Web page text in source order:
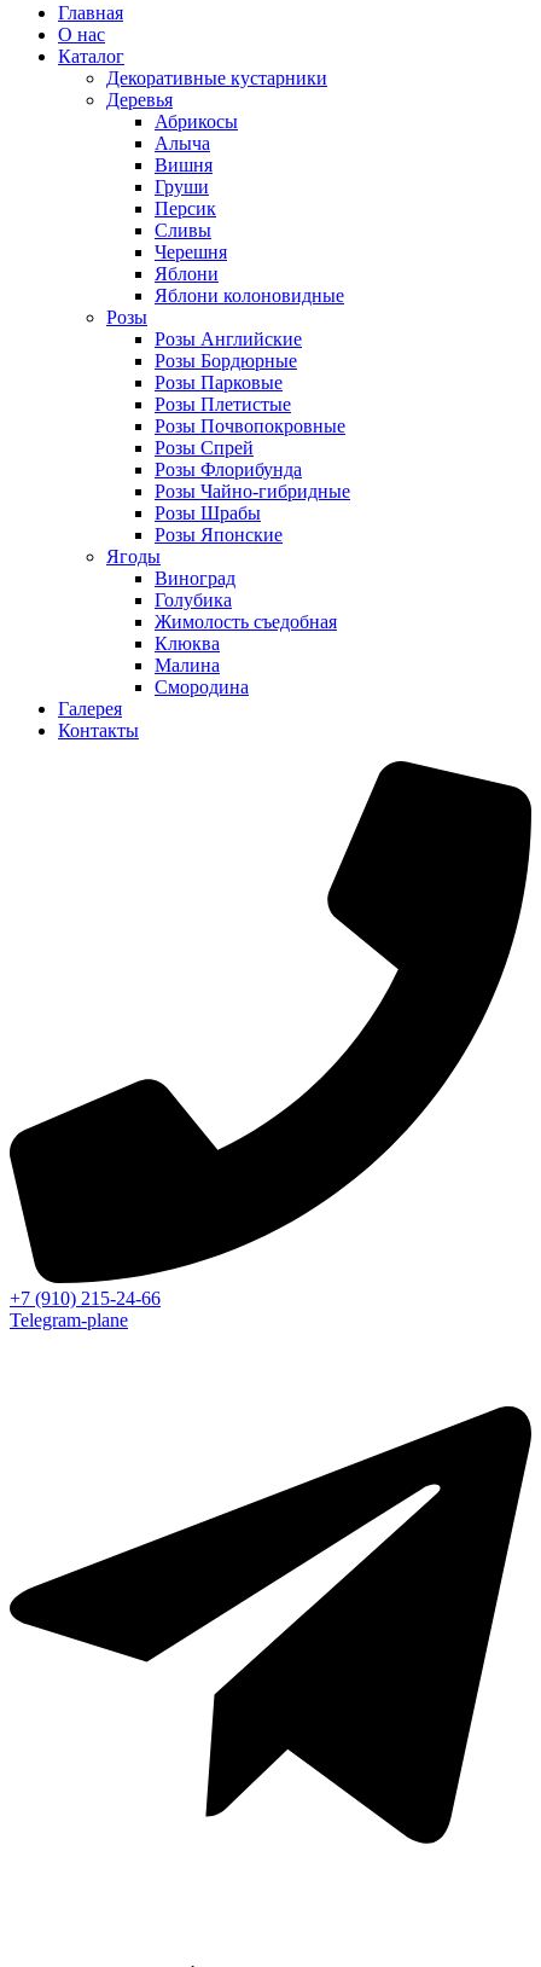
Главная
О нас
Каталог
Декоративные кустарники
Деревья
Абрикосы
Алыча
Вишня
Груши
Персик
Сливы
Черешня
Яблони
Яблони колоновидные
Розы
Розы Английские
Розы Бордюрные
Розы Парковые
Розы Плетистые
Розы Почвопокровные
Розы Спрей
Розы Флорибунда
Розы Чайно-гибридные
Розы Шрабы
Розы Японские
Ягоды
Виноград
Голубика
Жимолость съедобная
Клюква
Малина
Смородина
Галерея
Контакты
+7 (910) 215-24-66
Telegram-plane